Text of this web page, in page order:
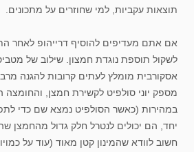
תוצאות עקביות, למי שחוזרים על מתכונים.
אם אתם מעדיפים להוסיף דרייהופ לאחר
לשקול תוספת נוגדת חמצון. שילוב של
אסקורבית מומלץ לעתים קרובות להגנה
מספק יוני סולפיט לקשירת חמצן,
במהירות (כאשר הסולפיט נמצא שם כדי
יחד, הם יכולים לנטרל חלק גדול מהחמצן
חשוב לוודא שהמינון קטן מאוד (עוד על